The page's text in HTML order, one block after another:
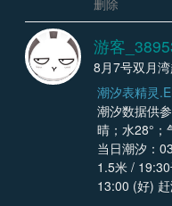
删除
游客
8月7号双月
潮汐表精灵
潮汐数据供
晴；水28°；
当日潮汐：
1.5米 /
13:00 (好)